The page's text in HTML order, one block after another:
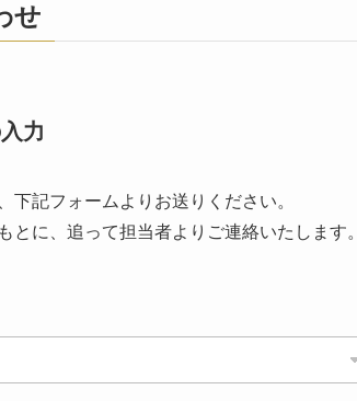
せ
力
下記フォームよりお送りください。
とに、追って担当者よりご連絡いたします。